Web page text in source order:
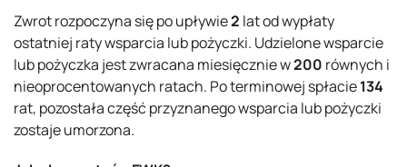
Zwrot rozpoczyna się po upływie2 lat od wypłaty
ostatniej raty wsparcia lub pożyczki. Udzielone wsparcie
lub pożyczka jest zwracana miesięcznie w200 równych i
nieoprocentowanych ratach. Po terminowej spłacie134
rat, pozostała część przyznanego wsparcia lub pożyczki
zostaje umorzona.